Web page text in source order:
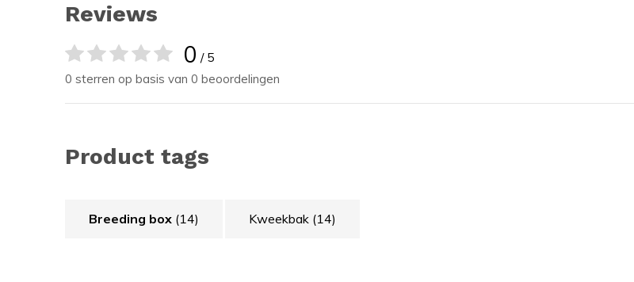
Reviews
0 / 5
0 sterren op basis van 0 beoordelingen
Product tags
Breeding box (14) Kweekbak (14)